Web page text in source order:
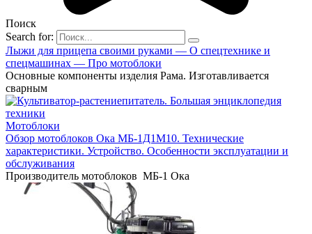
Поиск
Search for:
Лыжи для прицепа своими руками — О спецтехнике и
спецмашинах — Про мотоблоки
Основные компоненты изделия Рама. Изготавливается
сварным
Мотоблоки
Обзор мотоблоков Ока МБ-1Д1М10. Технические
характеристики. Устройство. Особенности эксплуатации и
обслуживания
Производитель мотоблоков МБ-1 Ока